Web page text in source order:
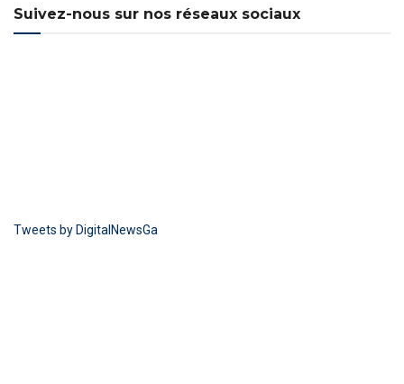
Suivez-nous sur nos réseaux sociaux
Tweets by DigitalNewsGa